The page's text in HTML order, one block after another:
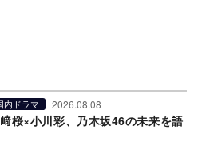
内ドラマ 2026.08.08
桜×小川彩、乃木坂46の未来を語